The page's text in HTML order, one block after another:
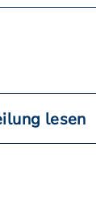
lesen